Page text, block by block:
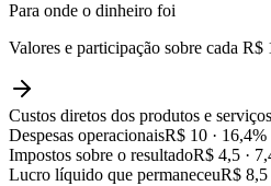
Para onde o dinheiro foi
Valores e participação sobre cada R$
Custos diretos dos produtos e serviços
Despesas operacionaisR$ 10 · 16,4%
Impostos sobre o resultadoR$ 4,5 ·
Lucro líquido que permaneceuR$ 8,5